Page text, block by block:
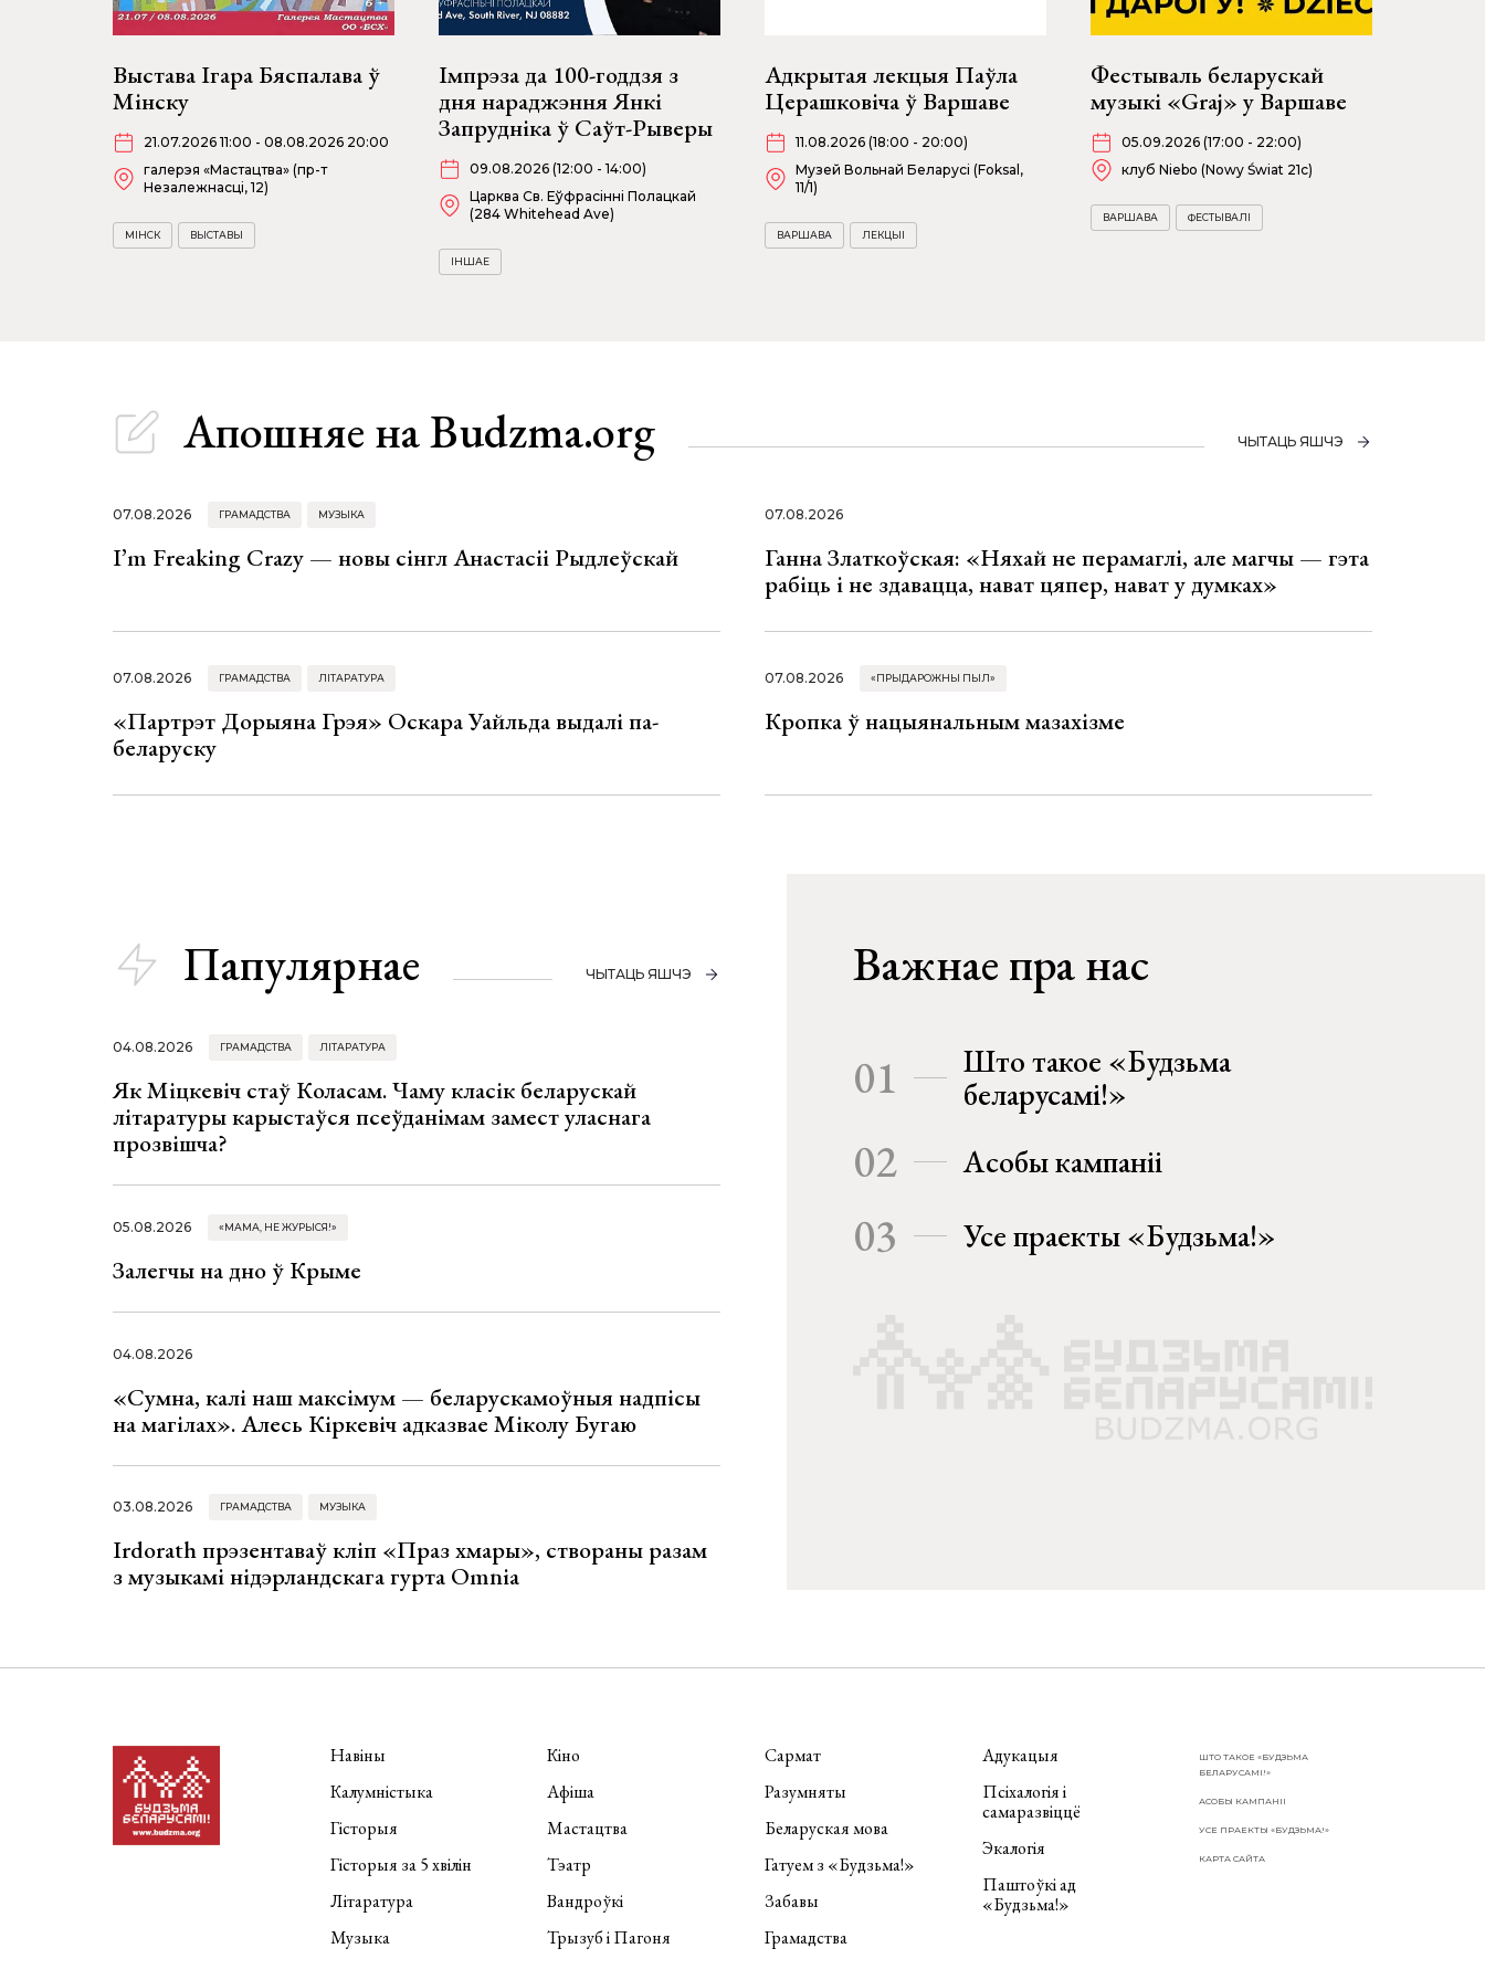
Выстава Ігара Бяспалава ў
Мінску
21.07.2026 11:00 - 08.08.2026 20:00
галерэя «Мастацтва» (пр-т
Незалежнасці, 12)
МІНСК ВЫСТАВЫ
Імпрэза да 100-годдзя з
дня нараджэння Янкі
Запрудніка ў Саўт-Рыверы
09.08.2026 (12:00 - 14:00)
Царква Св. Еўфрасінні Полацкай
(284 Whitehead Ave)
ІНШАЕ
Адкрытая лекцыя Паўла
Церашковіча ў Варшаве
11.08.2026 (18:00 - 20:00)
Музей Вольнай Беларусі (Foksal,
11/1)
ВАРШАВА ЛЕКЦЫІ
Фестываль беларускай
музыкі «Graj» у Варшаве
05.09.2026 (17:00 - 22:00)
клуб Niebo (Nowy Świat 21c)
ВАРШАВА ФЕСТЫВАЛІ
Апошняе на Budzma.org ЧЫТАЦЬ ЯШЧЭ
07.08.2026 ГРАМАДСТВА МУЗЫКА
I’m Freaking Crazy — новы сінгл Анастасіі Рыдлеўскай
07.08.2026
Ганна Златкоўская: «Няхай не перамаглі, але магчы — гэта
рабіць і не здавацца, нават цяпер, нават у думках»
07.08.2026 ГРАМАДСТВА ЛІТАРАТУРА
«Партрэт Дорыяна Грэя» Оскара Уайльда выдалі па-
беларуску
07.08.2026 «ПРЫДАРОЖНЫ ПЫЛ»
Кропка ў нацыянальным мазахізме
Папулярнае ЧЫТАЦЬ ЯШЧЭ
04.08.2026 ГРАМАДСТВА ЛІТАРАТУРА
Як Міцкевіч стаў Коласам. Чаму класік беларускай
літаратуры карыстаўся псеўданімам замест уласнага
прозвішча?
05.08.2026 «МАМА, НЕ ЖУРЫСЯ!»
Залегчы на дно ў Крыме
04.08.2026
«Сумна, калі наш максімум — беларускамоўныя надпісы
на магілах». Алесь Кіркевіч адказвае Міколу Бугаю
03.08.2026 ГРАМАДСТВА МУЗЫКА
Irdorath прэзентаваў кліп «Праз хмары», створаны разам
з музыкамі нідэрландскага гурта Omnia
Важнае пра нас
01
Што такое «Будзьма
беларусамі!»
02 Асобы кампаніі
03 Усе праекты «Будзьма!»
Навіны
Калумністыка
Гісторыя
Гісторыя за 5 хвілін
Літаратура
Музыка
Кіно
Афіша
Мастацтва
Тэатр
Вандроўкі
Трызуб і Пагоня
Сармат
Разумняты
Беларуская мова
Гатуем з «Будзьма!»
Забавы
Грамадства
Адукацыя
Псіхалогія і
самаразвіццё
Экалогія
Паштоўкі ад
«Будзьма!»
ШТО ТАКОЕ «БУДЗЬМА
БЕЛАРУСАМІ!»
АСОБЫ КАМПАНІІ
УСЕ ПРАЕКТЫ «БУДЗЬМА!»
КАРТА САЙТА